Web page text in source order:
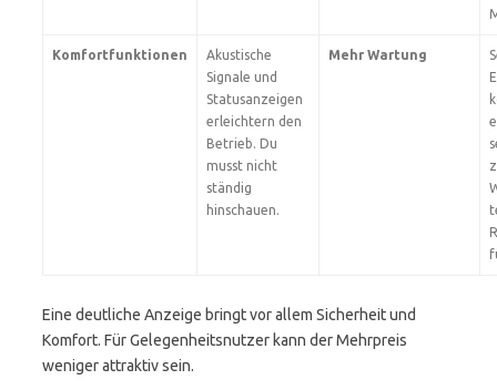
Komfortfunktionen
Akustische
Signale und
Statusanzeigen
erleichtern den
Betrieb. Du
musst nicht
ständig
hinschauen.
Mehr Wartung
Eine deutliche Anzeige bringt vor allem Sicherheit und
Komfort. Für Gelegenheitsnutzer kann der Mehrpreis
weniger attraktiv sein.